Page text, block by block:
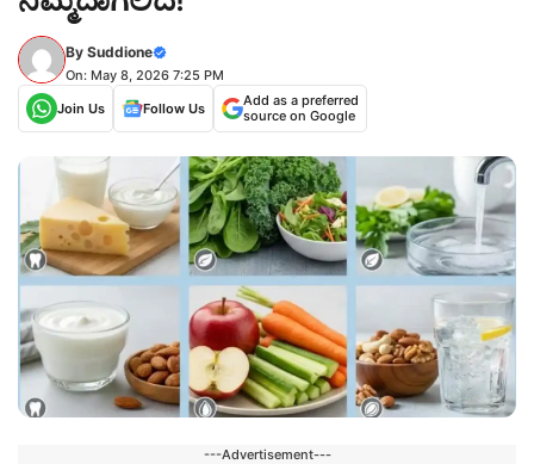
By Suddione
On: May 8, 2026 7:25 PM
Join Us
Follow Us
Add as a preferred
source on Google
---Advertisement---